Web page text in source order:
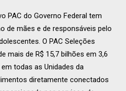
PAC do Governo Federal tem
de mães e de responsáveis pelo
O PAC Seleções
mais de R$ 15,7 bilhões em 3,6
todas as Unidades da
diretamente conectados